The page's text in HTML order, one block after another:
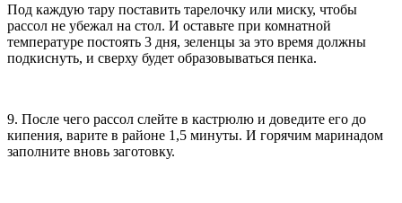
Под каждую тару поставить тарелочку или миску, чтобы
рассол не убежал на стол. И оставьте при комнатной
температуре постоять 3 дня, зеленцы за это время должны
подкиснуть, и сверху будет образовываться пенка.
9. После чего рассол слейте в кастрюлю и доведите его до
кипения, варите в районе 1,5 минуты. И горячим маринадом
заполните вновь заготовку.